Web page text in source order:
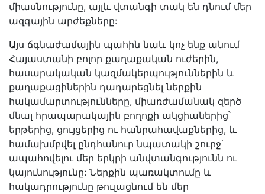
միասնությունը, այլև վտանգի տակ են դնում մեր
ազգային արժեքները:
Այս ճգնաժամային պահին նաև կոչ ենք անում
Հայաստանի բոլոր քաղաքական ուժերին,
հասարակական կազմակերպություններին և
քաղաքացիներին դադարեցնել ներքին
հակամարտությունները, միառժամանակ զերծ
մնալ հրապարակային բողոքի ակցիաներից՝
երթերից, ցույցերից ու հանրահավաքներից, և
համախմբվել ընդհանուր նպատակի շուրջ՝
ապահովելու մեր երկրի անվտանգությունն ու
կայունությունը: Ներքին պառակտումը և
հակադրությունը թուլացնում են մեր